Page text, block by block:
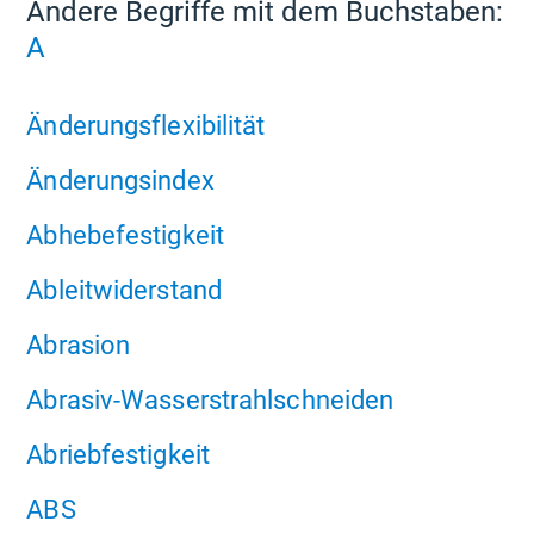
Andere Begriffe mit dem Buchstaben:
A
Änderungsflexibilität
Änderungsindex
Abhebefestigkeit
Ableitwiderstand
Abrasion
Abrasiv-Wasserstrahlschneiden
Abriebfestigkeit
ABS